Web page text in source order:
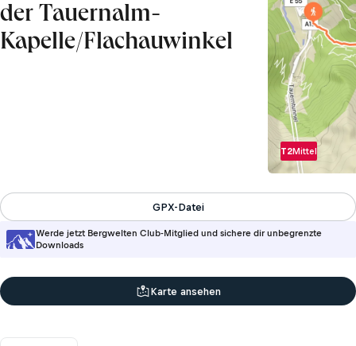
der Tauernalm-
Kapelle/Flachauwinkel
T2Mittel
Werde jetzt Bergwelten Club-Mitglied und sichere dir unbegrenzte
Downloads
GPX-Datei
Karte ansehen